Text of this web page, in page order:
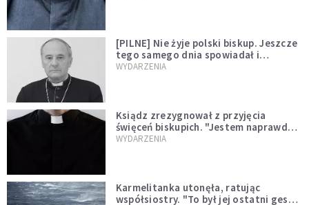
[PILNE] Nie żyje polski biskup. Jeszcze
tego samego dnia spowiadał i
sprawował Mszę świętą
WYDARZENIA
Ksiądz zrezygnował z przyjęcia
święceń biskupich. "Jestem naprawdę
niegodny"
WYDARZENIA
Karmelitanka utonęła, ratując
współsiostry. "To był jej ostatni gest